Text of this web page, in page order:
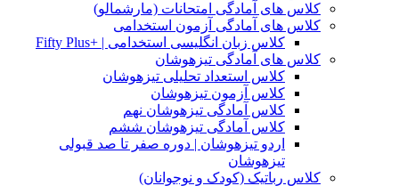
کلاس های آمادگی امتحانات (مارشمالو)
کلاس های آمادگی آزمون استخدامی
کلاس زبان انگلیسی استخدامی | +Fifty Plus
کلاس های آمادگی تیزهوشان
کلاس استعداد تحلیلی تیزهوشان
کلاس آزمون تیزهوشان
کلاس آمادگی تیزهوشان نهم
کلاس آمادگی تیزهوشان ششم
اردو تیزهوشان | دوره صفر تا صد قبولی
تیزهوشان
کلاس رباتیک (کودک و نوجوانان)